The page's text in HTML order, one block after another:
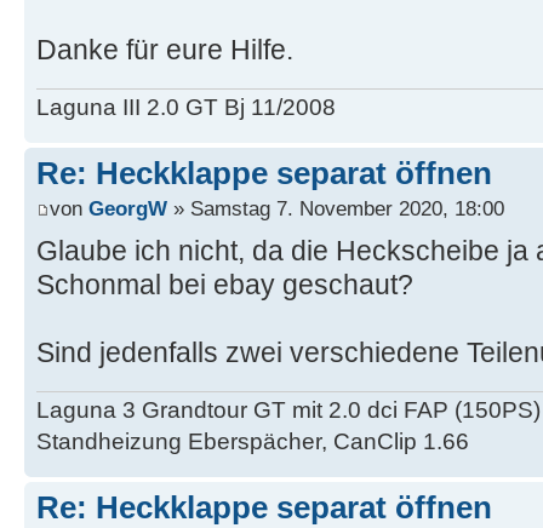
Danke für eure Hilfe.
Laguna III 2.0 GT Bj 11/2008
Re: Heckklappe separat öffnen
von GeorgW » Samstag 7. November 2020, 18:00
Glaube ich nicht, da die Heckscheibe ja
Schonmal bei ebay geschaut?
Sind jedenfalls zwei verschiedene
Laguna 3 Grandtour GT mit 2.0 dci FAP
Standheizung Eberspächer, CanClip 1.66
Re: Heckklappe separat öffnen